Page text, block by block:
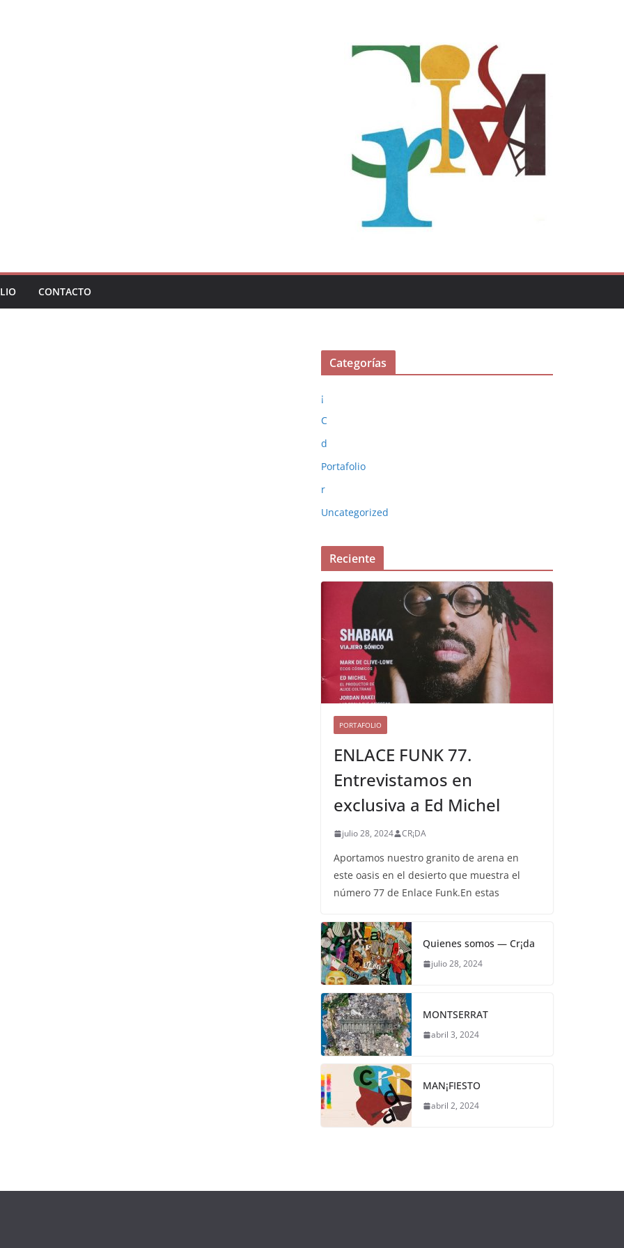
CONTACTO
Categorías
¡
C
d
Portafolio
r
Uncategorized
Reciente
PORTAFOLIO
ENLACE FUNK 77.
Entrevistamos en
exclusiva a Ed Michel
julio 28, 2024 CR¡DA
Aportamos nuestro granito de arena en
este oasis en el desierto que muestra el
número 77 de Enlace Funk.En estas
Quienes somos — Cr¡da
julio 28, 2024
MONTSERRAT
abril 3, 2024
MAN¡FIESTO
abril 2, 2024